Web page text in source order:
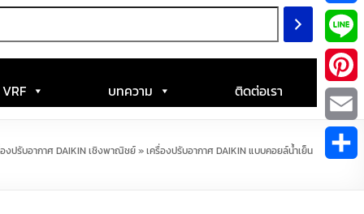
บทความ ติดต่อเรา
งปรับอากาศ DAIKIN เชิงพาณิชย์»เครื่องปรับอากาศ DAIKIN แบบคอยล์น้ำเย็น
F
a
c
e
b
L
i
n
e
P
i
n
E